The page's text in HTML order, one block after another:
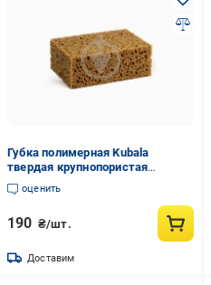
Губка полимерная Kubala
твердая крупнопористая
110х160х60 мм (1689)
оценить
190 ₴/шт.
Доставим